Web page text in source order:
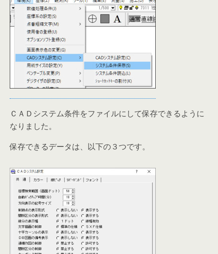
ＣＡＤシステム条件をファイルにして保存できるように
なりました。
保存できるデータは、以下の３つです。